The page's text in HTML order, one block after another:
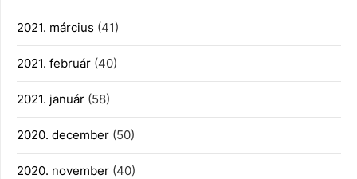
2021. március (41)
2021. február (40)
2021. január (58)
2020. december (50)
2020. november (40)